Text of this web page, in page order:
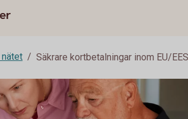
nätet Säkrare kortbetalningar inom EU/EES